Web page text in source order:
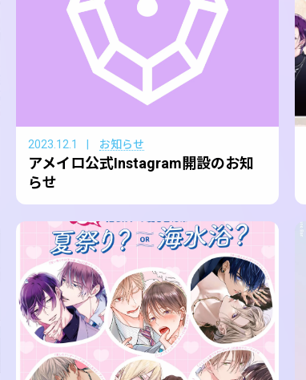
2023.12.1 お知らせ
アメイロ公式Instagram開設のお知
らせ